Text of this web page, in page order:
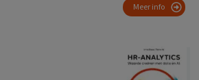
Meer info